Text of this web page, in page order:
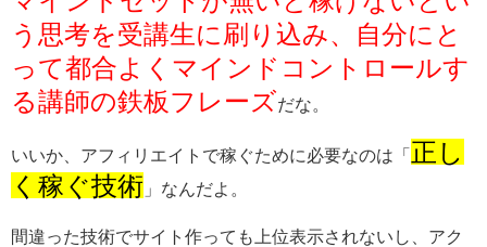
う思考を受講生に刷り込み、自分にと
って都合よくマインドコントロールす
る講師の鉄板フレーズだな。
いいか、アフィリエイトで稼ぐために必要なのは「 正し
く稼ぐ技術 」なんだよ。
間違った技術でサイト作っても上位表示されないし、アク